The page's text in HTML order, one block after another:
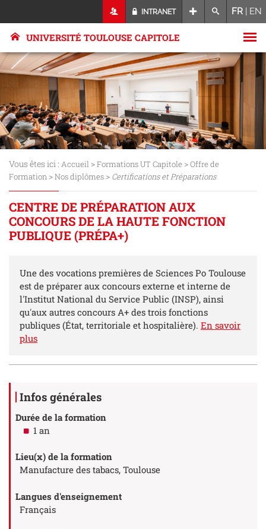
INTRANET FR | EN
UNIVERSITÉ TOULOUSE CAPITOLE
Vous êtes ici : Accueil >Formations UT Capitole >Offre de
Formation >Nos diplômes > Certifications et Préparations
CENTRE DE PRÉPARATION AUX
CONCOURS DE LA HAUTE FONCTION
PUBLIQUE (PRÉPA+)
Résumé
Une des vocations premières de Sciences Po Toulouse
est de préparer aux concours externe et interne de
l'Institut National du Service Public (INSP), ainsi
qu'aux autres concours A+ des trois fonctions
publiques (État, territoriale et hospitalière). En savoir
plus
Infos générales
Durée de la formation
1 an
Lieu(x) de la formation
Manufacture des tabacs, Toulouse
Langues d'enseignement
Français